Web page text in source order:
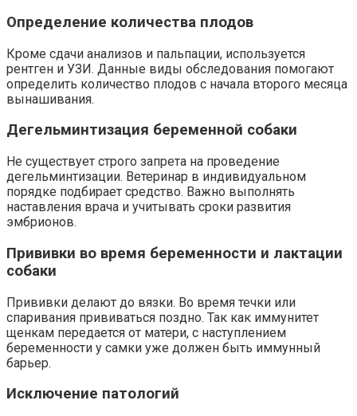
Определение количества плодов
Кроме сдачи анализов и пальпации, используется
рентген и УЗИ. Данные виды обследования помогают
определить количество плодов с начала второго месяца
вынашивания.
Дегельминтизация беременной собаки
Не существует строго запрета на проведение
дегельминтизации. Ветеринар в индивидуальном
порядке подбирает средство. Важно выполнять
наставления врача и учитывать сроки развития
эмбрионов.
Прививки во время беременности и лактации
собаки
Прививки делают до вязки. Во время течки или
спаривания прививаться поздно. Так как иммунитет
щенкам передается от матери, с наступлением
беременности у самки уже должен быть иммунный
барьер.
Исключение патологий